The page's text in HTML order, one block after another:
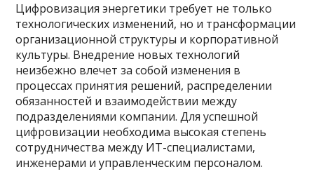
Цифровизация энергетики требует не только
технологических изменений, но и трансформации
организационной структуры и корпоративной
культуры. Внедрение новых технологий
неизбежно влечет за собой изменения в
процессах принятия решений, распределении
обязанностей и взаимодействии между
подразделениями компании. Для успешной
цифровизации необходима высокая степень
сотрудничества между ИТ-специалистами,
инженерами и управленческим персоналом.